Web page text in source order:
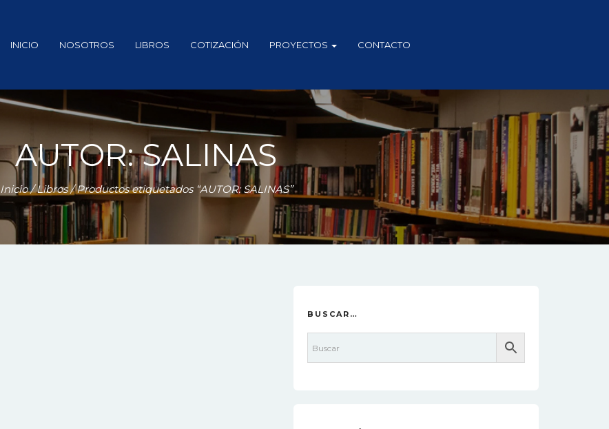
INICIO NOSOTROS LIBROS COTIZACIÓN PROYECTOS CONTACTO
AUTOR: SALINAS
Inicio/Libros/ Productos etiquetados “AUTOR: SALINAS”
BUSCAR…